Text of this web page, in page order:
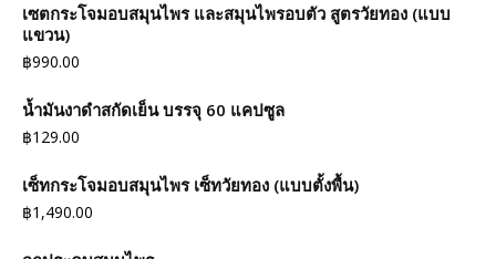
เซตกระโจมอบสมุนไพร และสมุนไพรอบตัว สูตรวัยทอง (แบบ
แขวน)
฿990.00
น้ำมันงาดำสกัดเย็น บรรจุ 60 แคปซูล
฿129.00
เซ็ทกระโจมอบสมุนไพร เซ็ทวัยทอง (แบบตั้งพื้น)
฿1,490.00